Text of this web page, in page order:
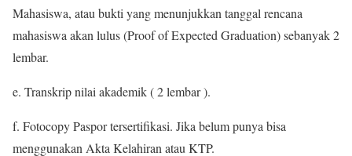
Mahasiswa, atau bukti yang menunjukkan tanggal rencana
mahasiswa akan lulus (Proof of Expected Graduation) sebanyak 2
lembar.
e. Transkrip nilai akademik ( 2 lembar ).
f. Fotocopy Paspor tersertifikasi. Jika belum punya bisa
menggunakan Akta Kelahiran atau KTP.